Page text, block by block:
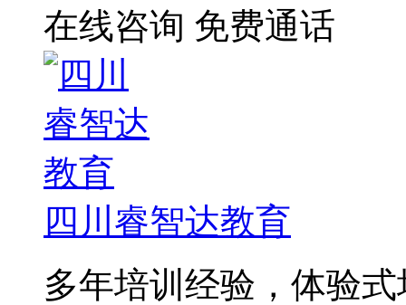
在线咨询 免费通话
四川睿智达教育
多年培训经验，体验